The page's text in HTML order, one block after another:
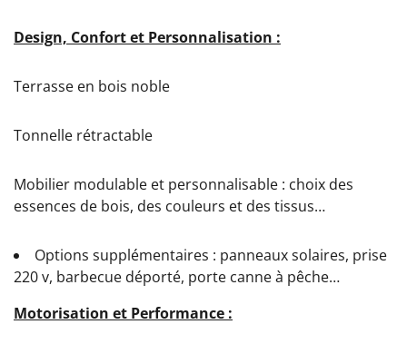
Design, Confort et Personnalisation :
Terrasse en bois noble
Tonnelle rétractable
Mobilier modulable et personnalisable : choix des
essences de bois, des couleurs et des tissus…
Options supplémentaires : panneaux solaires, prise
220 v, barbecue déporté, porte canne à pêche…
Motorisation et Performance :